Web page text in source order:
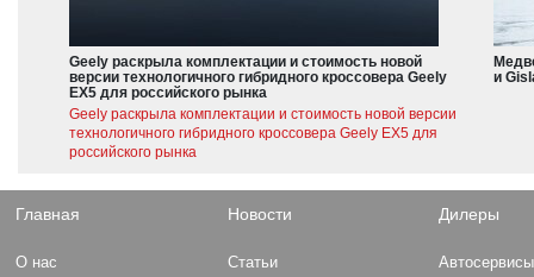
Geely раскрыла комплектации и стоимость новой
версии технологичного гибридного кроссовера Geely
EX5 для российского рынка
Geely раскрыла комплектации и стоимость новой версии
технологичного гибридного кроссовера Geely EX5 для
российского рынка
и
Главная
О нас
Новости
Статьи
Дилеры
Автосервисы